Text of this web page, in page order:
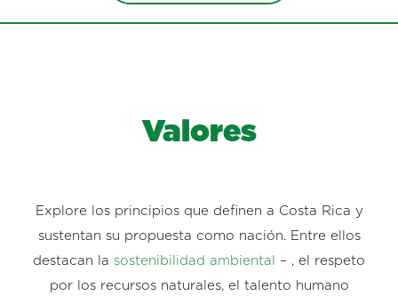
Valores
Explore los principios que definen a Costa Rica y
sustentan su propuesta como nación. Entre ellos
destacan la sostenibilidad ambiental
– , el respeto
por los recursos naturales, el talento humano